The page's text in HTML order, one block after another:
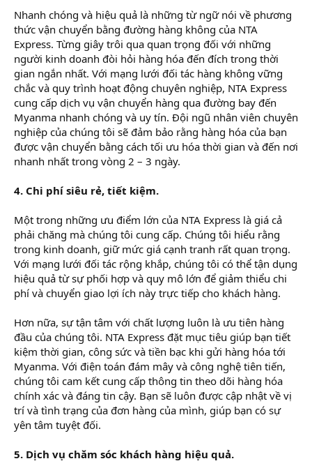
Nhanh chóng và hiệu quả là những từ ngữ nói về phương
thức vận chuyển bằng đường hàng không của NTA
Express. Từng giây trôi qua quan trọng đối với những
người kinh doanh đòi hỏi hàng hóa đến đích trong thời
gian ngắn nhất. Với mạng lưới đối tác hàng không vững
chắc và quy trình hoạt động chuyên nghiệp, NTA Express
cung cấp dịch vụ vận chuyển hàng qua đường bay đến
Myanma nhanh chóng và uy tín. Đội ngũ nhân viên chuyên
nghiệp của chúng tôi sẽ đảm bảo rằng hàng hóa của bạn
được vận chuyển bằng cách tối ưu hóa thời gian và đến nơi
nhanh nhất trong vòng 2 – 3 ngày.
4. Chi phí siêu rẻ, tiết kiệm.
Một trong những ưu điểm lớn của NTA Express là giá cả
phải chăng mà chúng tôi cung cấp. Chúng tôi hiểu rằng
trong kinh doanh, giữ mức giá cạnh tranh rất quan trọng.
Với mạng lưới đối tác rộng khắp, chúng tôi có thể tận dụng
hiệu quả từ sự phối hợp và quy mô lớn để giảm thiểu chi
phí và chuyển giao lợi ích này trực tiếp cho khách hàng.
Hơn nữa, sự tận tâm với chất lượng luôn là ưu tiên hàng
đầu của chúng tôi. NTA Express đặt mục tiêu giúp bạn tiết
kiệm thời gian, công sức và tiền bạc khi gửi hàng hóa tới
Myanma. Với điện toán đám mây và công nghệ tiên tiến,
chúng tôi cam kết cung cấp thông tin theo dõi hàng hóa
chính xác và đáng tin cậy. Bạn sẽ luôn được cập nhật về vị
trí và tình trạng của đơn hàng của mình, giúp bạn có sự
yên tâm tuyệt đối.
5. Dịch vụ chăm sóc khách hàng hiệu quả.